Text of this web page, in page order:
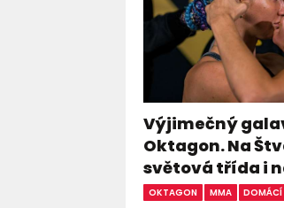
Výjimečný
Oktagon. Na
světová třída i
OKTAGON MMA DOMÁCÍ